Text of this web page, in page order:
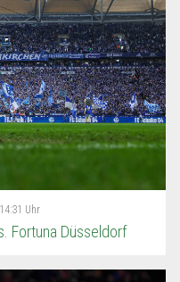
Uhr
Fortuna Düsseldorf